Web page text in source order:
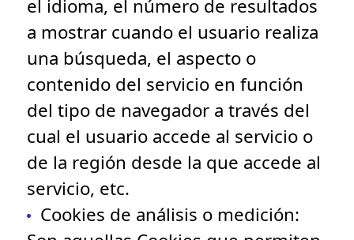
el idioma, el número de resultados
a mostrar cuando el usuario realiza
una búsqueda, el aspecto o
contenido del servicio en función
del tipo de navegador a través del
cual el usuario accede al servicio o
de la región desde la que accede al
servicio, etc.
Cookies de análisis o medición: